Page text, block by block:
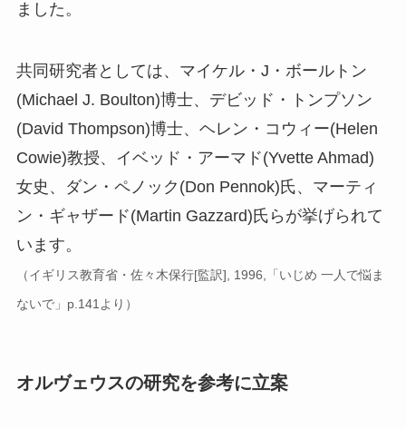
ました。
共同研究者としては、マイケル・J・ボールトン
(Michael J. Boulton)博士、デビッド・トンプソン
(David Thompson)博士、ヘレン・コウィー(Helen
Cowie)教授、イベッド・アーマド(Yvette Ahmad)
女史、ダン・ペノック(Don Pennok)氏、マーティ
ン・ギャザード(Martin Gazzard)氏らが挙げられて
います。
（イギリス教育省・佐々木保行[監訳], 1996,「いじめ 一人で悩ま
ないで」p.141より）
オルヴェウスの研究を参考に立案